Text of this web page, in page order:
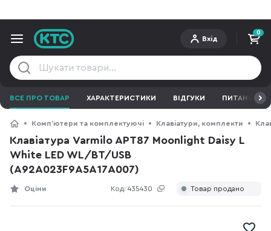
Вхід
0
ВСЕ ПРО ТОВАР ХАРАКТЕРИСТИКИ ВІДГУКИ ПИТАННЯ ТА
Компʼютери та комплектуючі Клавіатури, комплекти
Клавіатура Varmilo APT87 Moonlight Daisy L
White LED WL/BT/USB
(A92A023F9A5A17A007)
Код: 435430
Оціни Товар продано